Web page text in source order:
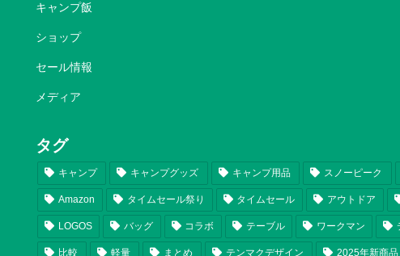
キャンプ飯
ショップ
セール情報
メディア
タグ
キャンプ キャンプグッズ キャンプ用品 スノーピーク
Amazon タイムセール祭り タイムセール アウトドア
LOGOS バッグ コラボ テーブル ワークマン
比較 軽量 まとめ テンマクデザイン 2025年新商品